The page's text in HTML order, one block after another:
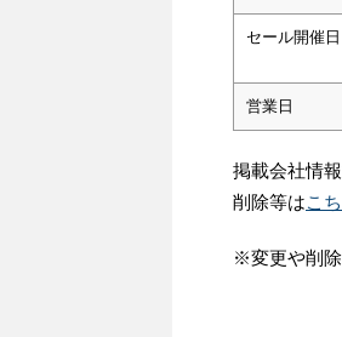
セール開催日
営業日
掲載会社情
削除等はこ
※変更や削除